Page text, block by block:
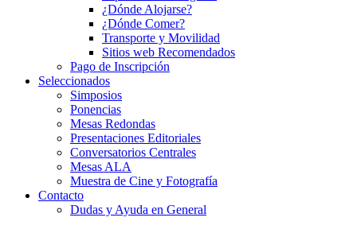
¿Dónde Alojarse?
¿Dónde Comer?
Transporte y Movilidad
Sitios web Recomendados
Pago de Inscripción
Seleccionados
Simposios
Ponencias
Mesas Redondas
Presentaciones Editoriales
Conversatorios Centrales
Mesas ALA
Muestra de Cine y Fotografía
Contacto
Dudas y Ayuda en General